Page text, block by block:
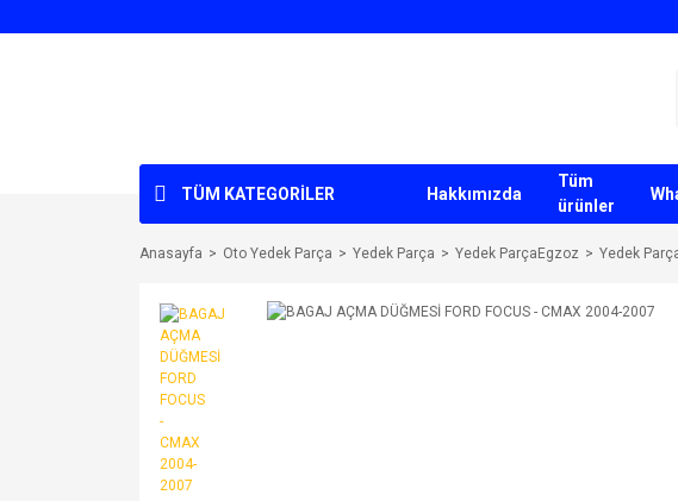
TÜM KATEGORİLER Hakkımızda
Tüm
ürünler
Anasayfa Oto Yedek Parça Yedek Parça Yedek ParçaEgzoz Yedek